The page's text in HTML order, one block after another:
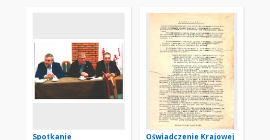
Spotkanie
Oświadczenie Krajowej